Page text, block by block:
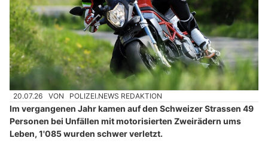
20.07.26 VON POLIZEI.NEWS REDAKTION
Im vergangenen Jahr kamen auf den Schweizer Strassen 49
Personen bei Unfällen mit motorisierten Zweirädern ums
Leben, 1'085 wurden schwer verletzt.